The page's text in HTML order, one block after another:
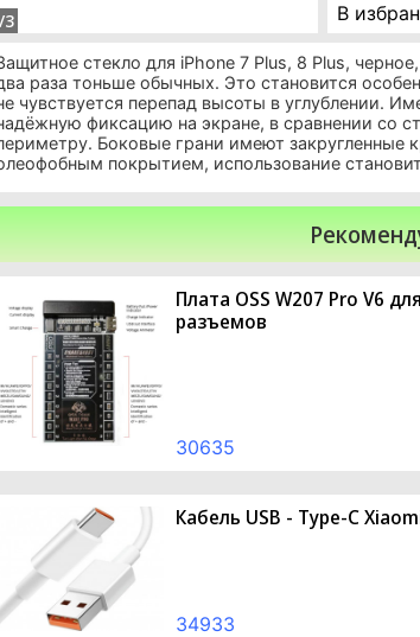
3 В
стекло для iPhone 7 Plus, 8 Plus,
раза тоньше обычных. Это становится
чувствуется перепад высоты в углублении.
фиксацию на экране, в сравнении со
Боковые грани имеют закругленные
покрытием, использование
Плата OSS W207 Pro V6
разъемов
30635
Кабель USB - Type-C
34933